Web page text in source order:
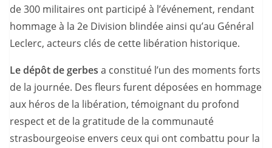
de 300 militaires ont participé à l’événement, rendant
hommage à la 2e Division blindée ainsi qu’au Général
Leclerc, acteurs clés de cette libération historique.
Le dépôt de gerbes a constitué l’un des moments forts
de la journée. Des fleurs furent déposées en hommage
aux héros de la libération, témoignant du profond
respect et de la gratitude de la communauté
strasbourgeoise envers ceux qui ont combattu pour la